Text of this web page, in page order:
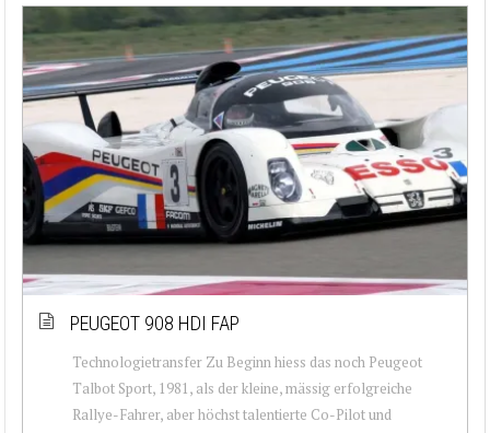
PEUGEOT 908 HDI FAP
Technologietransfer Zu Beginn hiess das noch Peugeot
Talbot Sport, 1981, als der kleine, mässig erfolgreiche
Rallye-Fahrer, aber höchst talentierte Co-Pilot und